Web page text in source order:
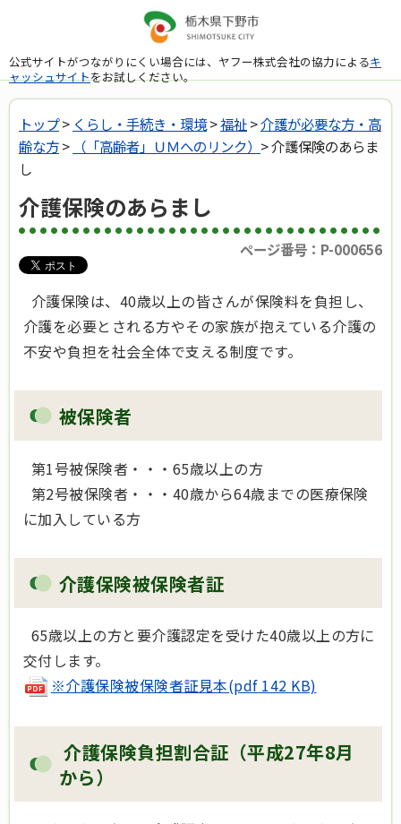
公式サイトがつながりにくい場合には、ヤフー株式会社の協力によるキ
ャッシュサイトをお試しください。
トップ> くらし・手続き・環境>福祉>介護が必要な方・高
齢な方> （「高齢者」ＵＭへのリンク） > 介護保険のあらま
し
介護保険のあらまし
ページ番号：P-000656
介護保険は、40歳以上の皆さんが保険料を負担し、
介護を必要とされる方やその家族が抱えている介護の
不安や負担を社会全体で支える制度です。
被保険者
第1号被保険者・・・65歳以上の方
第2号被保険者・・・40歳から64歳までの医療保険
に加入している方
介護保険被保険者証
65歳以上の方と要介護認定を受けた40歳以上の方に
交付します。
※介護保険被保険者証見本(pdf 142 KB)
介護保険負担割合証（平成27年8月
から）